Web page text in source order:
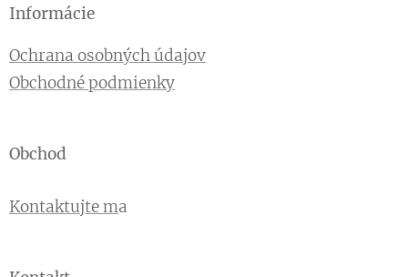
Informácie
Ochrana osobných údajov
Obchodné podmienky
Obchod
Kontaktujte ma